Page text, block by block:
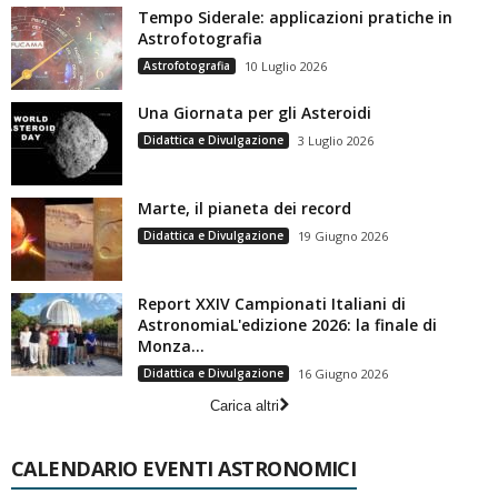
Tempo Siderale: applicazioni pratiche in
Astrofotografia
Astrofotografia 10 Luglio 2026
Una Giornata per gli Asteroidi
Didattica e Divulgazione 3 Luglio 2026
Marte, il pianeta dei record
Didattica e Divulgazione 19 Giugno 2026
Report XXIV Campionati Italiani di
AstronomiaL'edizione 2026: la finale di
Monza...
Didattica e Divulgazione
16 Giugno 2026
Carica altri
CALENDARIO EVENTI ASTRONOMICI